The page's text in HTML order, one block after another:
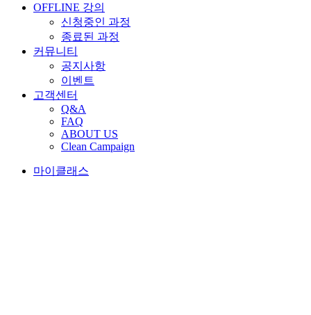
OFFLINE 강의
신청중인 과정
종료된 과정
커뮤니티
공지사항
이벤트
고객센터
Q&A
FAQ
ABOUT US
Clean Campaign
마이클래스